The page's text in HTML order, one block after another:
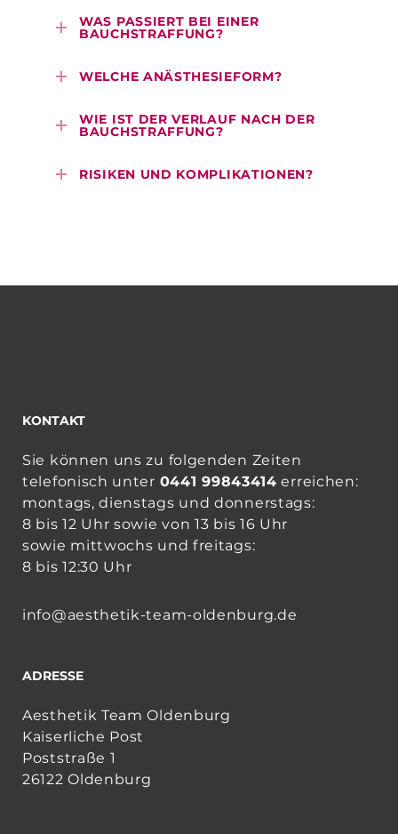
WAS PASSIERT BEI EINER
BAUCHSTRAFFUNG?
WELCHE ANÄSTHESIEFORM?
WIE IST DER VERLAUF NACH DER
BAUCHSTRAFFUNG?
RISIKEN UND KOMPLIKATIONEN?
KONTAKT
Sie können uns zu folgenden Zeiten
telefonisch unter 0441 99843414 erreichen:
montags, dienstags und donnerstags:
8 bis 12 Uhr sowie von 13 bis 16 Uhr
sowie mittwochs und freitags:
8 bis 12:30 Uhr
info@aesthetik-team-oldenburg.de
ADRESSE
Aesthetik Team Oldenburg
Kaiserliche Post
Poststraße 1
26122 Oldenburg